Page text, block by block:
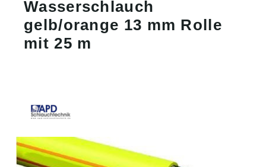
Wasserschlauch
gelb/orange 13 mm Rolle
mit 25 m